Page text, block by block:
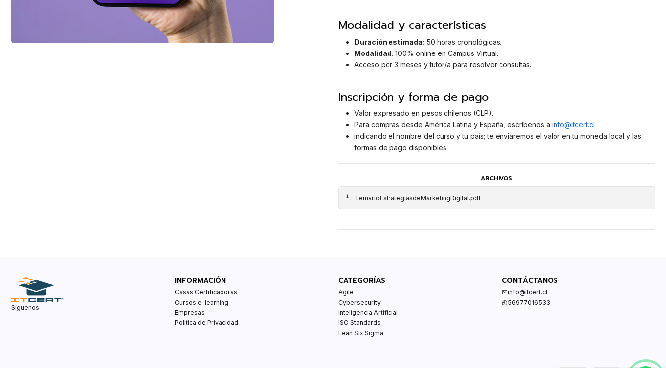
Modalidad y características
Duración estimada: 50 horas cronológicas.
Modalidad: 100% online en Campus Virtual.
Acceso por 3 meses y tutor/a para resolver consultas.
Inscripción y forma de pago
Valor expresado en pesos chilenos (CLP).
Para compras desde América Latina y España, escríbenos a info@itcert.cl
indicando el nombre del curso y tu país; te enviaremos el valor en tu moneda local y las
formas de pago disponibles.
ARCHIVOS
TemarioEstrategiasdeMarketingDigital.pdf
Síguenos
INFORMACIÓN
Casas Certificadoras
Cursos e-learning
Empresas
Politica de Privacidad
CATEGORÍAS
Agile
Cybersecurity
Inteligencia Artificial
ISO Standards
Lean Six Sigma
CONTÁCTANOS
info@itcert.cl
56977016533